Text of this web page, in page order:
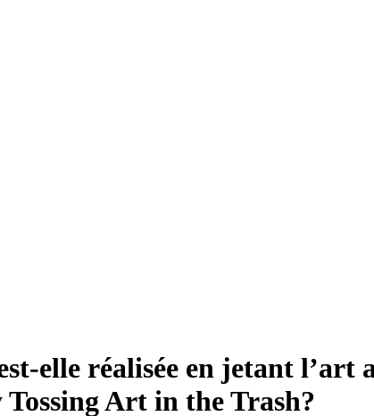
elle réalisée en jetant l’art
Art in the Trash?